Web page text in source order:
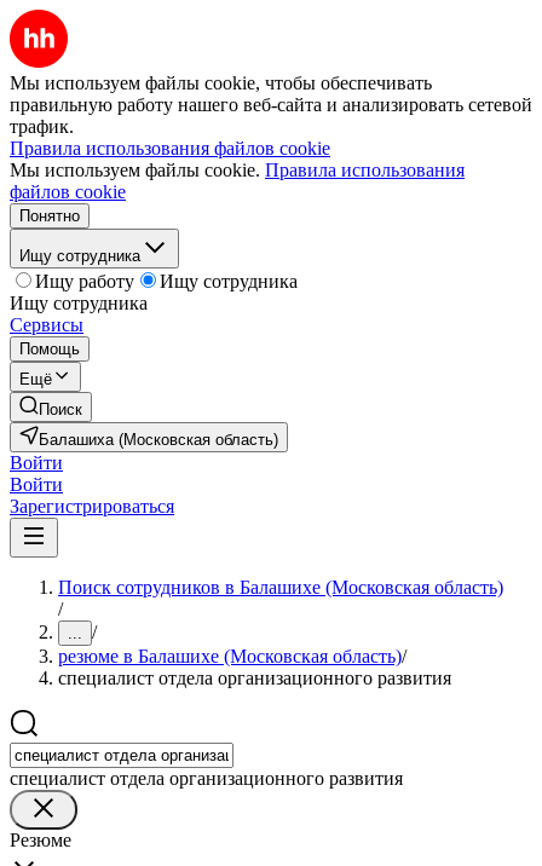
Мы используем файлы cookie, чтобы обеспечивать
правильную работу нашего веб-сайта и анализировать сетевой
трафик.
Правила использования файлов cookie
Мы используем файлы cookie. Правила использования
файлов cookie
Понятно
Ищу сотрудника
Ищу работу
Ищу сотрудника
Ищу сотрудника
Сервисы
Помощь
Ещё
Поиск
Балашиха (Московская область)
Войти
Войти
Зарегистрироваться
Поиск сотрудников в Балашихе (Московская область)
/
... /
резюме в Балашихе (Московская область)/
специалист отдела организационного развития
специалист отдела организационного развития
Резюме